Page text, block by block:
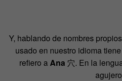
Y, hablando de nombres
usado en nuestro idioma
refiero aAna 穴. En la